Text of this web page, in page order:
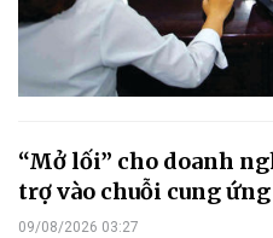
“Mở lối” cho doanh
trợ vào chuỗi cung
09/08/2026 03:27